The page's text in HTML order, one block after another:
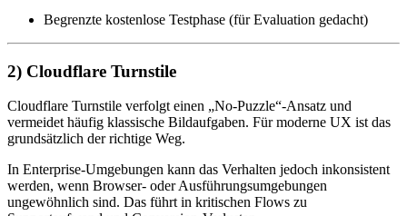
Begrenzte kostenlose Testphase (für Evaluation gedacht)
2) Cloudflare Turnstile
Cloudflare Turnstile verfolgt einen „No-Puzzle“-Ansatz und
vermeidet häufig klassische Bildaufgaben. Für moderne UX ist das
grundsätzlich der richtige Weg.
In Enterprise-Umgebungen kann das Verhalten jedoch inkonsistent
werden, wenn Browser- oder Ausführungsumgebungen
ungewöhnlich sind. Das führt in kritischen Flows zu